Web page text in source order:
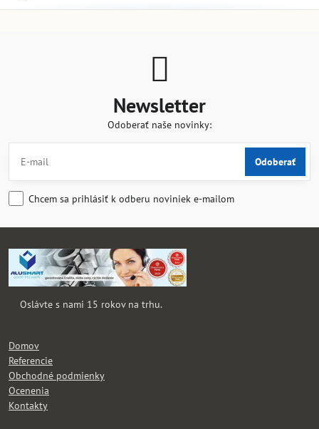
Newsletter
Odoberať naše novinky:
Odoberať
Chcem sa prihlásiť k odberu noviniek e-mailom
Oslávte s nami 15 rokov na trhu.
Domov
Referencie
Obchodné podmienky
Ocenenia
Kontakty